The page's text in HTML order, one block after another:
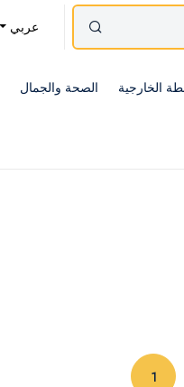
عربي
الخارجية الصحة والجمال
1